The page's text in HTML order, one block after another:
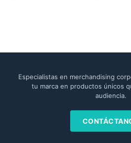
Especialistas en merchandising
tu marca en productos únicos
audiencia.